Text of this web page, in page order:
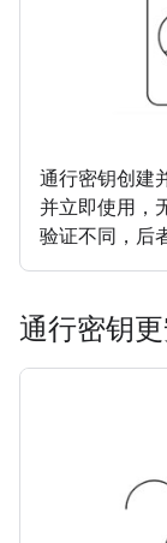
通行密钥创建
并立即使用，
验证不同，后
通行密钥